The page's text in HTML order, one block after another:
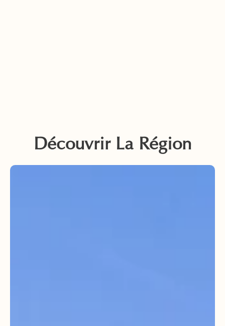
Découvrir La Région